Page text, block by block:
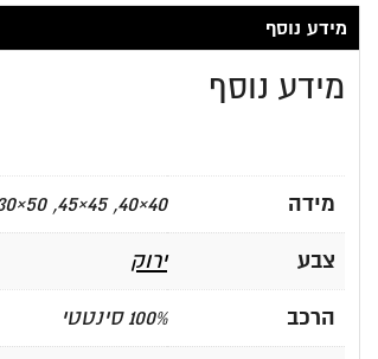
מידע נוסף
מידע נוסף
מידה 40×40, 45×45, 50×30, 50×50, 60×60
צבע ירוק
הרכב 100% סינטטי